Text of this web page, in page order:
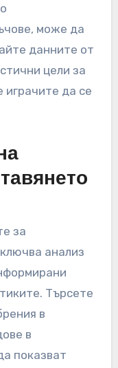
може да
данните от
цели за
играчите да се
за
анализ
Търсете
в
в
показват